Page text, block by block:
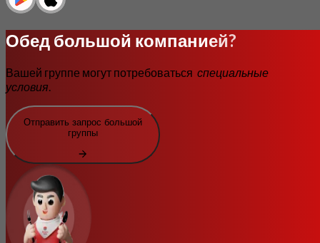
Обед большой компанией?
Вашей группе могут потребоваться специальные
условия.
Отправить запрос большой
группы